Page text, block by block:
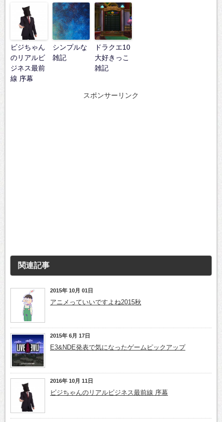
ビジちゃん
のリアルビ
ジネス最前
線 序幕
シンプルな
雑記
ドラクエ10
大好きっこ
雑記
スポンサーリンク
関連記事
2015年 10月 01日
アニメっていいですよね2015秋
2015年 6月 17日
E3&NDE発表で気になったゲームピックアップ
2016年 10月 11日
ビジちゃんのリアルビジネス最前線 序幕